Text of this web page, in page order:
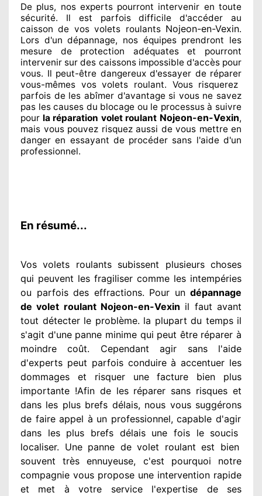
De plus, nos expertspourront intervenir en toute
sécurité. Il est parfois difficile d'accéder au
caisson de vos volets roulants Nojeon-en-Vexin.
Lors d'un dépannage, nos équipesprendront les
mesure de protection adéquateset pourront
intervenir sur des caissons impossible d'accès pour
vous. Il peut-être dangereuxd'essayer de réparer
vous-mêmes vos volets roulant. Vous risquerez
parfois de les abîmerd'avantage si vous ne savez
pas les causes du blocage ou le processus à suivre
pour la réparation volet roulant Nojeon-en-Vexin,
mais vous pouvez risquez aussi de vous mettre en
danger en essayant de procéder sans l'aide d'un
professionnel.
En résumé...
Vos volets roulants subissent plusieurschoses
qui peuvent les fragiliser comme les intempéries
ou parfois des effractions. Pour un dépannage
de volet roulant Nojeon-en-Vexin il faut avant
tout détecterle problème. la plupart du tempsil
s'agit d'une panne minime qui peut être réparer à
moindre coût. Cependant agir sans l'aide
d'experts peut parfois conduire à accentuer les
dommages et risquer une facture bien plus
importante !Afin de les réparer sans risques et
dans les plus brefs délais, nous vous suggérons
de faire appel à un professionnel, capable d'agir
dans les plus brefs délais une fois le soucis
localiser. Une panne de volet roulant est bien
souvent très ennuyeuse, c'est pourquoi notre
compagnie vous propose une intervention rapide
et met à votre servicel'expertise de ses